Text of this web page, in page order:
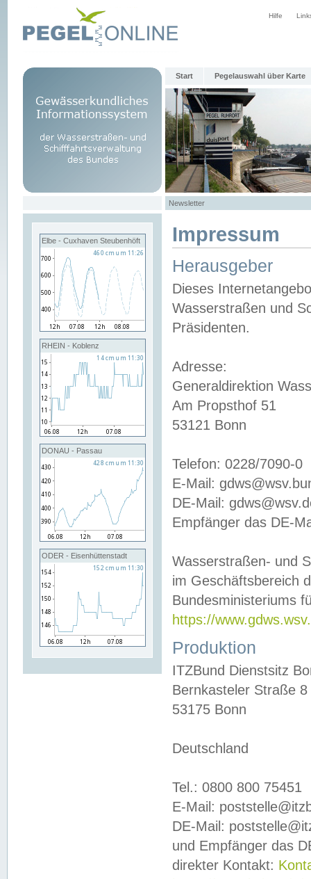
Hilfe
Start Pegelauswahl über Karte
Newsletter
Elbe - Cuxhaven Steubenhöft
RHEIN - Koblenz
DONAU - Passau
ODER - Eisenhüttenstadt
Impressum
Herausgeber
Dieses
Wasserstraßen und
Präsidenten.
Adresse:
Generaldirektion
Am Propsthof 51
53121 Bonn
Telefon: 0228/7090-0
E-Mail:
DE-Mail:
Empfänger das DE-
Wasserstraßen- und
im Geschäftsbereich
Bundesministeriums
https://
Produktion
ITZBund Dienstsitz
Bernkasteler Straße 8
53175 Bonn
Deutschland
Tel.: 0800 800 75451
E-Mail:
DE-Mail:
und Empfänger das
direkter Kontakt: